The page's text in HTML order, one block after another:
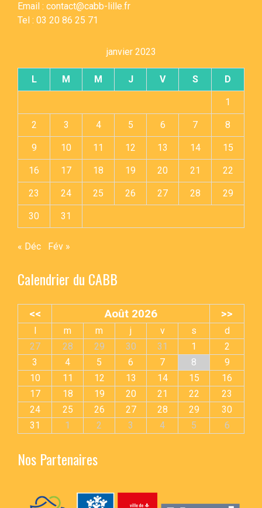
Email : contact@cabb-lille.fr
Tel : 03 20 86 25 71
janvier 2023
L M M J V S D
1
2 3 4 5 6 7 8
9 10 11 12 13 14 15
16 17 18 19 20 21 22
23 24 25 26 27 28 29
30 31
« Déc Fév »
Calendrier du CABB
<< Août 2026 >>
m m j v s
d
27
28 29 30 31 1
2
3
4 5 6 7 8
9
10
11 12 13 14 15
16
17
18 19 20 21 22
23
24
25 26 27 28 29
30
31
1 2 3 4 5 6
Nos Partenaires